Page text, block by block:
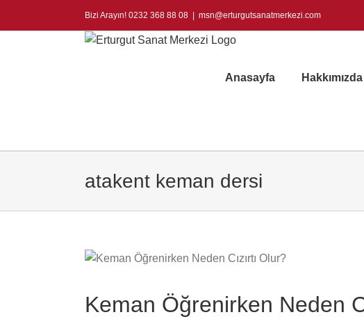
Bizi Arayın! 0232 368 88 08 msn@erturgutsanatmerkezi.com
Anasayfa Hakkımızda
atakent keman dersi
Keman Öğrenirken Neden